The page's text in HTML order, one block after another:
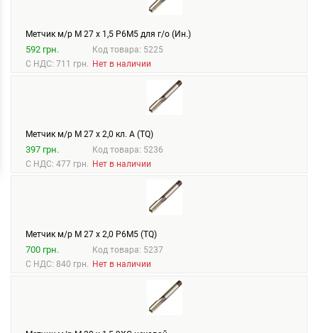
Метчик м/р М 27 х 1,5 Р6М5 для г/о (Ин.)
592 грн.
С НДС: 711 грн.
Код товара: 5225
Нет в наличии
Метчик м/р М 27 х 2,0 кл. А (TQ)
397 грн.
С НДС: 477 грн.
Код товара: 5236
Нет в наличии
Метчик м/р М 27 х 2,0 Р6М5 (TQ)
700 грн.
С НДС: 840 грн.
Код товара: 5237
Нет в наличии